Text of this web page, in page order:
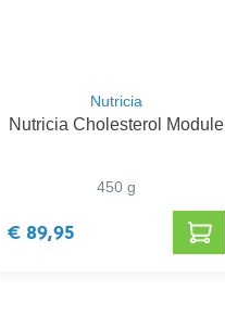
Nutricia
Nutricia Cholesterol Module
450 g
€ 89,95